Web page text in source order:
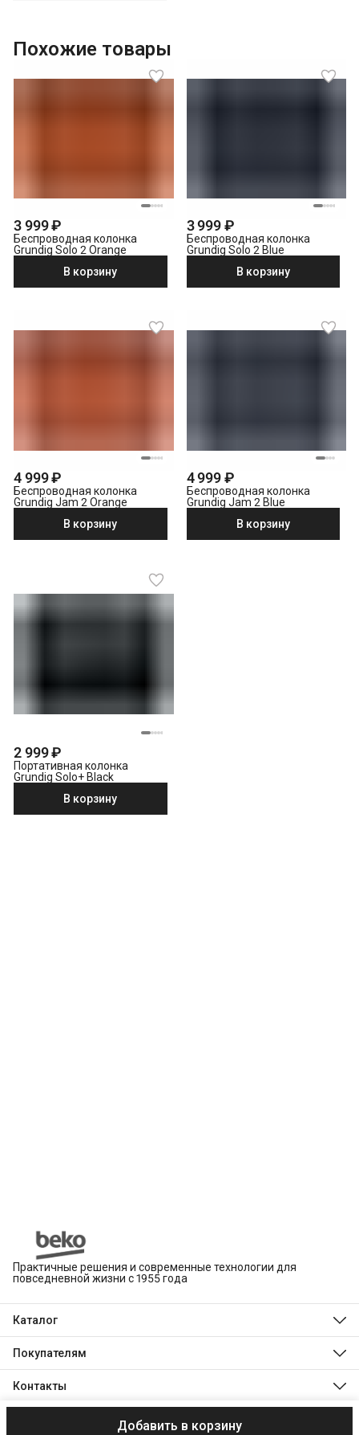
Добавить в корзину
Похожие товары
3 999 ₽
Беспроводная колонка
Grundig Solo 2 Orange
В корзину
3 999 ₽
Беспроводная колонка
Grundig Solo 2 Blue
В корзину
4 999 ₽
Беспроводная колонка
Grundig Jam 2 Orange
В корзину
4 999 ₽
Беспроводная колонка
Grundig Jam 2 Blue
В корзину
2 999 ₽
Портативная колонка
Grundig Solo+ Black
В корзину
Практичные решения и современные технологии для
повседневной жизни с 1955 года
Каталог
Hotpoint
Стиральные и сушильные машины
Духовые шкафы
Покупателям
Оплата
Обмен, возврат и ремонт
Контакты
Телефон
© 2003–2026 ООО «ХОЛОДИЛЬНИК.РУ»Реквизиты